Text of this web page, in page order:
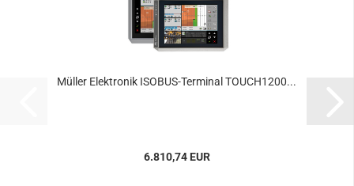
Müller Elektronik ISOBUS-Terminal TOUCH1200...
6.810,74 EUR